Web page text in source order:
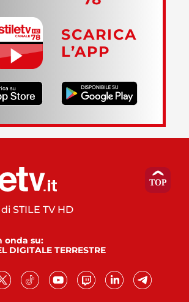
SCARICA
L’APP
STILE TV HD
onda su:
DIGITALE TERRESTRE